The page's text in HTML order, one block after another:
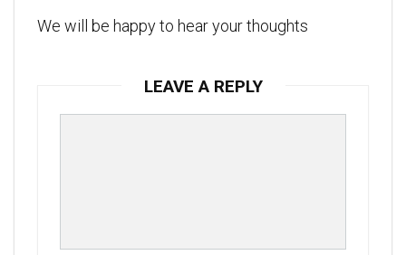
We will be happy to hear your thoughts
LEAVE A REPLY